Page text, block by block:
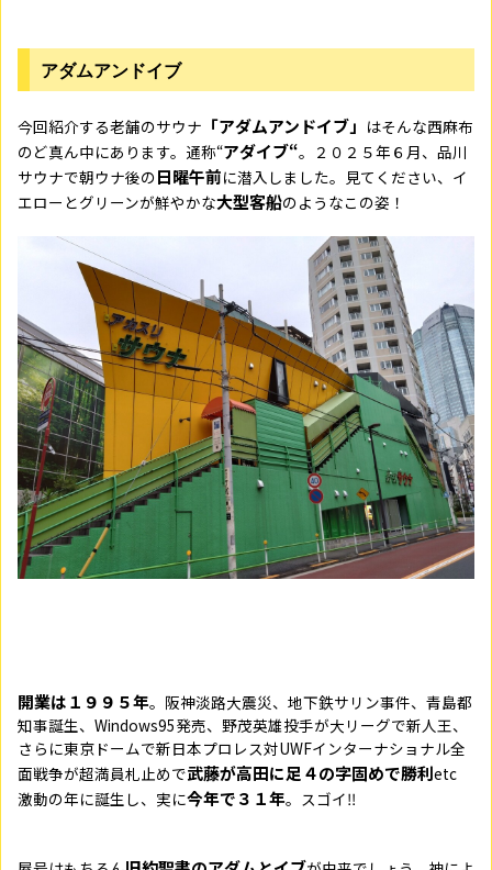
アダムアンドイブ
今回紹介する老舗のサウナ 「アダムアンドイブ」 はそんな西麻布
のど真ん中にあります。通称“アダイブ“。２０２５年６月、品川
サウナで朝ウナ後の 日曜午前に潜入しました。見てください、イ
エローとグリーンが鮮やかな大型客船のようなこの姿！
開業は１９９５年。阪神淡路大震災、地下鉄サリン事件、青島都
知事誕生、Windows95発売、野茂英雄投手が大リーグで新人王、
さらに東京ドームで新日本プロレス対UWFインターナショナル全
面戦争が超満員札止めで武藤が高田に足４の字固めで勝利etc
激動の年に誕生し、実に今年で３１年。スゴイ‼